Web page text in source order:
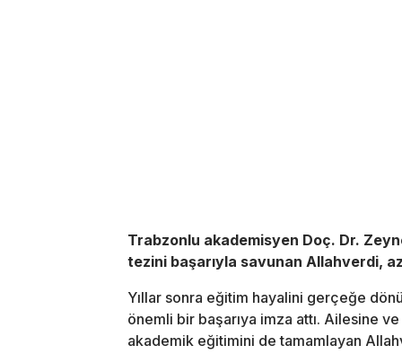
Trabzonlu akademisyen Doç. Dr.
tezini başarıyla savunan Allahverdi,
Yıllar sonra eğitim hayalini gerçeğe
önemli bir başarıya imza attı. Ailesine
akademik eğitimini de tamamlayan